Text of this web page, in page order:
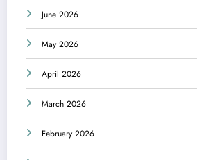
June 2026
May 2026
April 2026
March 2026
February 2026